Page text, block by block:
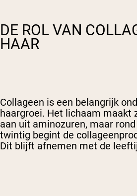
DE ROL VAN
HAAR
Collageen is een belangrijk
haargroei. Het lichaam maakt
aan uit aminozuren, maar
twintig begint de
Dit blijft afnemen met de